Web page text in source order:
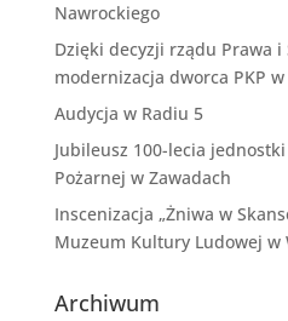
Nawrockiego
Dzięki decyzji rządu Prawa
modernizacja dworca PKP w
Audycja w Radiu 5
Jubileusz 100-lecia
Pożarnej w Zawadach
Inscenizacja „Żniwa w
Muzeum Kultury Ludowej w
Archiwum